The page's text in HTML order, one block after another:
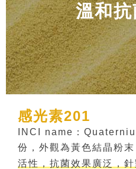
溫和
感光素201
INCI name：
份，外觀為黃色結晶粉末
活性，抗菌效果廣泛，